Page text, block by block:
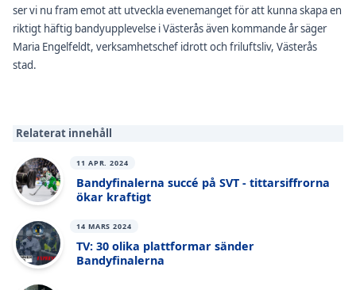
ser vi nu fram emot att utveckla evenemanget för att kunna skapa en
riktigt häftig bandyupplevelse i Västerås även kommande år säger
Maria Engelfeldt, verksamhetschef idrott och friluftsliv, Västerås
stad.
Relaterat innehåll
11 APR. 2024
Bandyfinalerna succé på SVT - tittarsiffrorna
ökar kraftigt
14 MARS 2024
TV: 30 olika plattformar sänder
Bandyfinalerna